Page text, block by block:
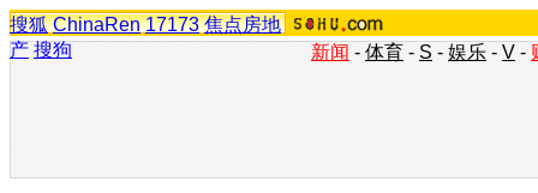
搜狐 ChinaRen 17173 焦点房地
产 搜狗 新闻 - 体育 - S - 娱乐 - V -